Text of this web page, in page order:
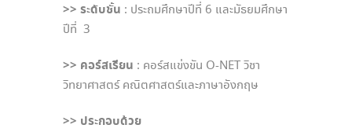
>> ระดับชั้น : ประถมศึกษาปีที่ 6 และมัธยมศึกษา
ปีที่ 3
>> คอร์สเรียน : คอร์สแข่งขัน O-NET วิชา
วิทยาศาสตร์ คณิตศาสตร์และภาษาอังกฤษ
>> ประกอบด้วย